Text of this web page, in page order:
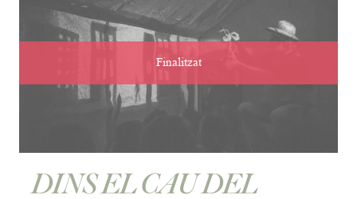
Finalitzat
DINS EL CAU DEL